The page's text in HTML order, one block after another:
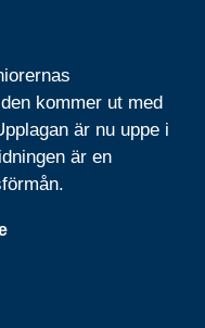
kommer ut med
är nu uppe i
är en